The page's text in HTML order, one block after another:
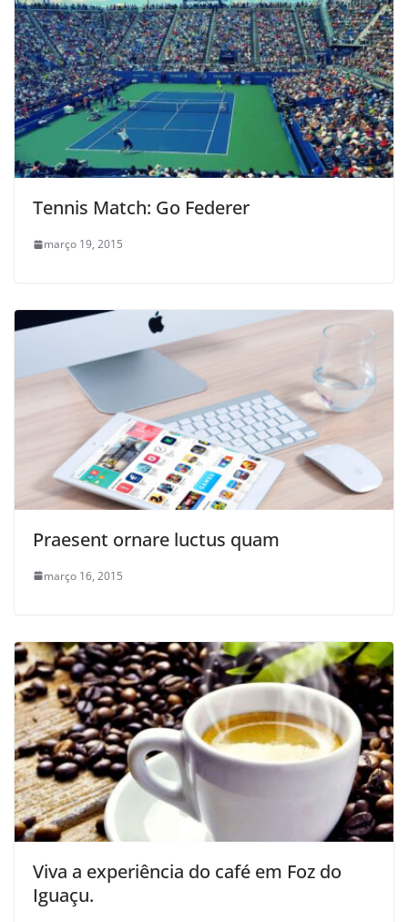
Tennis Match: Go Federer
março 19, 2015
Praesent ornare luctus quam
março 16, 2015
Viva a experiência do café em Foz do
Iguaçu.